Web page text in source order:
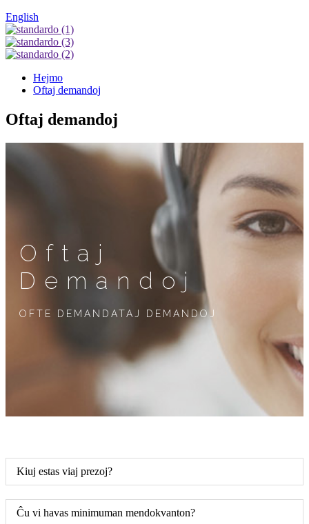
English
Hejmo
Oftaj demandoj
Oftaj demandoj
Oftaj
Demandoj
OFTE DEMANDATAJ DEMANDOJ
Kiuj estas viaj prezoj?
Ĉu vi havas minimuman mendokvanton?